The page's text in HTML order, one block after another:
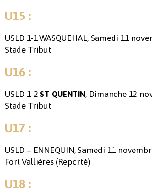
U15 :
USLD 1-1 WASQUEHAL, Samedi 11
Stade Tribut
U16 :
USLD 1-2 ST QUENTIN, Dimanche 12
Stade Tribut
U17 :
USLD – ENNEQUIN, Samedi 11
Fort Vallières (Reporté)
U18 :